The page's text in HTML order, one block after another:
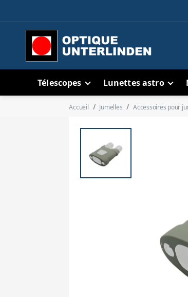
Télescopes Lunettes astro
Accueil Jumelles Accessoires pour